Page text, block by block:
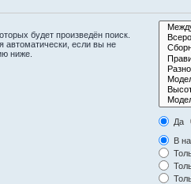
будет произведён поиск.
автоматически, если вы не
ниже.
Да
В